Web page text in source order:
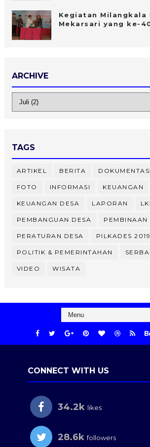
Kegiatan Milangkala
Mekarsari yang ke-
ARCHIVE
TAGS
ARTIKEL BERITA
FOTO INFORMASI KEUANGAN
KEUANGAN DESA LAPORAN
PEMBANGUAN DESA PEMBINAAN
PERATURAN DESA PILKADES 2019
POLITIK & PEMERINTAHAN
VIDEO WISATA
CONNECT WITH US
34.2k likes
28.6k followers